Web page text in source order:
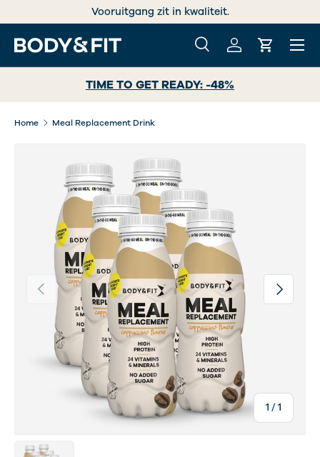
GA NAAR INHOUD
Vooruitgang zit in kwaliteit.
Zoeken
ZoekenInloggen
Menu
TIME TO GET READY: -48%
Home Meal Replacement Drink
Vorige
1 /van
1
Volgende
Laad afbeelding 2 in gallerij-weergave